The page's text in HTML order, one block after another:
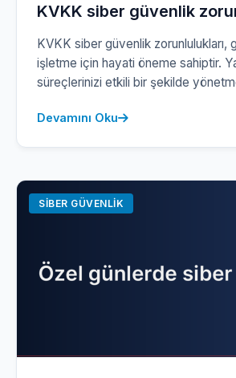
KVKK siber güvenlik
KVKK siber güvenlik zorunlulukları,
işletme için hayati öneme sahiptir.
süreçlerinizi etkili bir şekilde
kaybını önlemek adına adım atmak
işletmenin itibarını korumanız
noktada, risk analizi […]
Devamını Oku
SIBER GÜVENLIK